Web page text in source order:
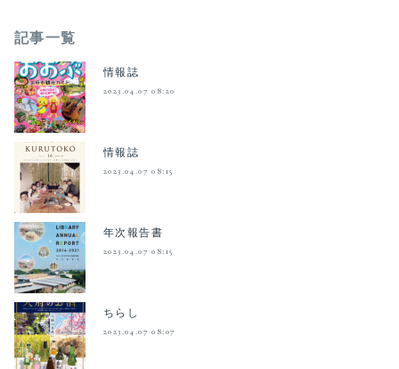
記事一覧
情報誌
2023.04.07 08:20
情報誌
2023.04.07 08:15
年次報告書
2023.04.07 08:15
ちらし
2023.04.07 08:07